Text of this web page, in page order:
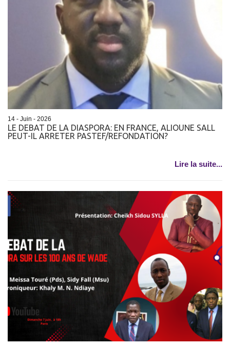
14 - Juin - 2026
LE DEBAT DE LA DIASPORA: EN FRANCE, ALIOUNE SALL
PEUT-IL ARRETER PASTEF/REFONDATION?
Lire la suite...